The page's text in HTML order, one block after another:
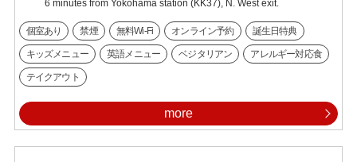
6 minutes from Yokohama station (KK37), N. West exit.
個室あり 禁煙 無料Wi-Fi オンライン予約 誕生日特典
キッズメニュー 英語メニュー ベジタリアン アレルギー対応食
テイクアウト
more